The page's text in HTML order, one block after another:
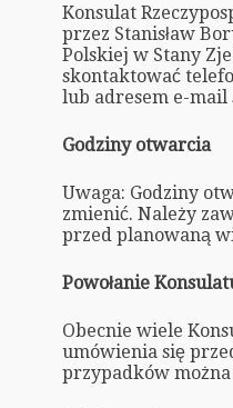
Konsulat
przez Stanisław
Polskiej w Stany
skontaktować
lub adresem e-mail
Godziny otwarcia
Uwaga: Godziny
zmienić. Należy
przed planowaną
Powołanie
Obecnie wiele
umówienia się
przypadków